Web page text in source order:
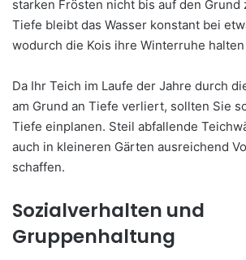
starken Frösten nicht bis auf den
Tiefe bleibt das Wasser konstant bei
wodurch die Kois ihre Winterruhe
Da Ihr Teich im Laufe der Jahre durch
am Grund an Tiefe verliert, sollten Sie
Tiefe einplanen. Steil abfallende
auch in kleineren Gärten ausreichend
schaffen.
Sozialverhalten und
Gruppenhaltung